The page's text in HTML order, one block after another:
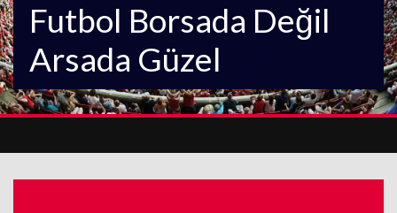
Futbol Borsada Değil
Arsada Güzel